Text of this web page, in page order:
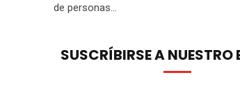
de personas...
SUSCRÍBIRSE A NUESTRO